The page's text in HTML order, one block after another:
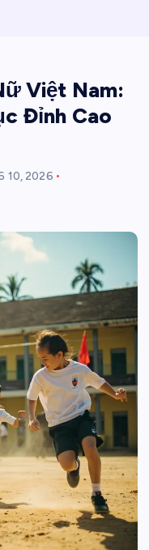
Việt Nam:
Đỉnh Cao
10, 2026